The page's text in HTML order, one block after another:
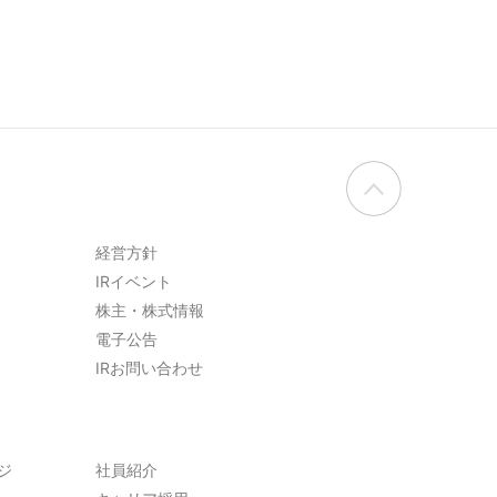
経営方針
IRイベント
株主・株式情報
電子公告
IRお問い合わせ
社員紹介